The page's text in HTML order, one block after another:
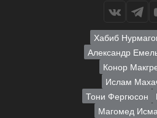
Хабиб
Александр
Конор
Ислам
Тони Фергюсон
Магомед